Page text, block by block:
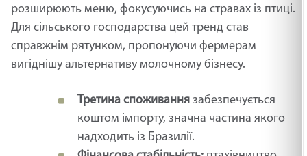
розширюють меню, фокусуючись на стравах із птиці.
Для сільського господарства цей тренд став
справжнім рятунком, пропонуючи фермерам
вигіднішу альтернативу молочному бізнесу.
Третина споживання забезпечується
коштом імпорту, значна частина якого
надходить із Бразилії.